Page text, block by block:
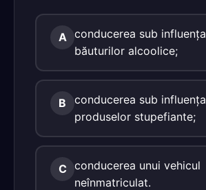
A conducerea sub influenţa
băuturilor alcoolice;
B
conducerea sub influenţa
produselor stupefiante;
C conducerea unui vehicul
neînmatriculat.